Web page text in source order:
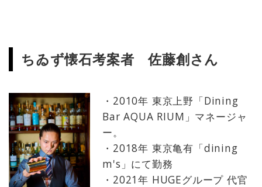
ちゐず懐石考案者 佐藤創さん
・2010年 東京上野「Dining
Bar AQUA RIUM」マネージャ
ー。
・2018年 東京亀有「dining
m's」にて勤務
・2021年 HUGEグループ 代官